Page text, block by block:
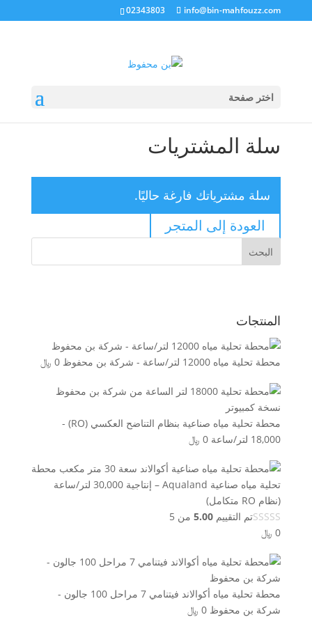
02343803 info@bin-mahfouzz.com
اختر صفحة
سلة المشتريات
سلة مشترياتك فارغة حاليًا.
العودة إلى المتجر
البحث
المنتجات
محطة تحلية مياه 12000 لتر/ساعة - شركة بن محفوظ 0 ﷼
محطة تحلية مياه صناعية بنظام التناضح العكسي (RO) -
18,000 لتر/ساعة
0 ﷼
محطة
تحلية مياه صناعية Aqualand – إنتاجية 30,000 لتر/ساعة
(نظام RO متكامل)
تم التقييم 5.00من 5
0 ﷼
محطة تحلية مياه أكوالاند فيتنامي 7 مراحل 100 جالون -
شركة بن محفوظ 0 ﷼